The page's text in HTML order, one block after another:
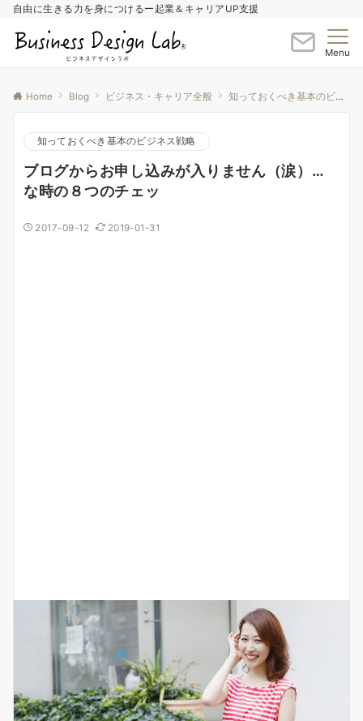
自由に生きる力を身につけるー起業＆キャリアUP支援
Menu
Home Blog ビジネス・キャリア全般 知っておくべき基本のビジネス戦略
知っておくべき基本のビジネス戦略
ブログからお申し込みが入りません（涙）…
な時の８つのチェッ
2017-09-12 2019-01-31